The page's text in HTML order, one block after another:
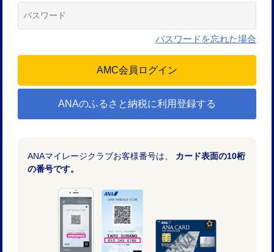
パスワードを忘れた場合
ANAのふるさと納税に利用登録する
ANAマイレージクラブお客様番号は、 カード表面の10桁
の番号です。